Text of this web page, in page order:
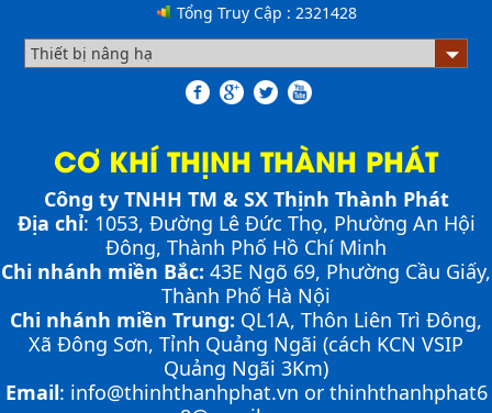
NHỮNG THIẾT BỊ CHUYÊN DỤNG TRONG
PHƯƠNG PHÁP DI CHUYỂN CẦU XE NÂNG
CONTAINER
Cầu xe nâng là cầu nối tạo độ dốc để xe nâng có thể di
chuyển từ mặt đất lên container nhằm đóng và rút
hàng một cách nhanh chóng, an toàn, hiệu quả. Việc
di chuyển cầu dẫn lên container là một...
PHƯƠNG PHÁP ĐÓNG HÀNG LÊN
CONTAINER
Chia sẻ bí quyết và phương pháp đóng hàng lên
container một cách hiệu quả nhất
ỨNG DỤNG CỦA BÀN NÂNG THỦY LỰC
Cùng tìm hiểu về ứng dụng của bàn nâng thủy lực
Bơm thủy lực Dock leveler
Cầu container - Giải pháp nâng dỡ hàng
container an toàn, hiệu quả
Cầu xe nâng tên tiếng anh là gì? | Cầu xe nâng
THỊNH THÀNH PHÁT
Cầu xe nâng tên tiếng Anh là gì??? Đây là điều khiến
khá nhiều người thắc mắc. Vậy hãy cùng với THỊNH
Tổng Truy Cập : 2321428
CƠ KHÍ THỊNH THÀNH PHÁT
Công ty TNHH TM & SX Thịnh Thành Phát
Địa chỉ: 1053, Đường Lê Đức Thọ, Phường An Hội
Đông, Thành Phố Hồ Chí Minh
Chi nhánh miền Bắc: 43E Ngõ 69, Phường Cầu Giấy,
Thành Phố Hà Nội
Chi nhánh miền Trung: QL1A, Thôn Liên Trì Đông,
Xã Đông Sơn, Tỉnh Quảng Ngãi (cách KCN VSIP
Quảng Ngãi 3Km)
Email: info@thinhthanhphat.vn or thinhthanhphat6